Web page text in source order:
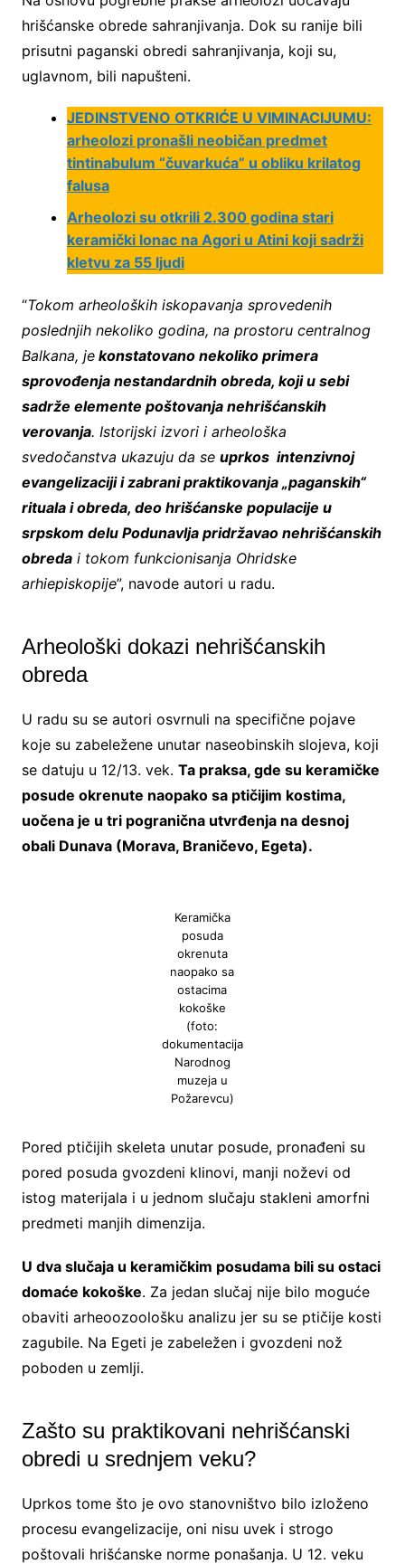
hrišćanske obrede sahranjivanja. Dok su ranije bili
prisutni paganski obredi sahranjivanja, koji su,
uglavnom, bili napušteni.
JEDINSTVENO OTKRIĆE U VIMINACIJUMU:
arheolozi pronašli neobičan predmet
tintinabulum “čuvarkuća” u obliku krilatog
falusa
Arheolozi su otkrili 2.300 godina stari
keramički lonac na Agori u Atini koji sadrži
kletvu za 55 ljudi
“Tokom arheoloških iskopavanja sprovedenih
poslednjih nekoliko godina, na prostoru centralnog
Balkana, jekonstatovano nekoliko primera
sprovođenja nestandardnih obreda, koji u sebi
sadrže elemente poštovanja nehrišćanskih
verovanja. Istorijski izvori i arheološka
svedočanstva ukazuju da se uprkos intenzivnoj
evangelizaciji i zabrani praktikovanja „paganskih“
rituala i obreda, deo hrišćanske populacije u
srpskom delu Podunavlja pridržavao nehrišćanskih
obredai tokom funkcionisanja Ohridske
arhiepiskopije”, navode autori u radu.
Arheološki dokazi nehrišćanskih
obreda
U radu su se autori osvrnuli na specifične pojave
koje su zabeležene unutar naseobinskih slojeva, koji
se datuju u 12/13. vek. Ta praksa, gde su keramičke
posude okrenute naopako sa ptičijim kostima,
uočena je u tri pogranična utvrđenja na desnoj
obali Dunava (Morava, Braničevo, Egeta).
Keramička
posuda
okrenuta
naopako sa
ostacima
kokoške
(foto:
dokumentacija
Narodnog
muzeja u
Požarevcu)
Pored ptičijih skeleta unutar posude, pronađeni su
pored posuda gvozdeni klinovi, manji noževi od
istog materijala i u jednom slučaju stakleni amorfni
predmeti manjih dimenzija.
U dva slučaja u keramičkim posudama bili su ostaci
domaće kokoške. Za jedan slučaj nije bilo moguće
obaviti arheoozoološku analizu jer su se ptičije kosti
zagubile. Na Egeti je zabeležen i gvozdeni nož
poboden u zemlji.
Zašto su praktikovani nehrišćanski
obredi u srednjem veku?
Uprkos tome što je ovo stanovništvo bilo izloženo
procesu evangelizacije, oni nisu uvek i strogo
poštovali hrišćanske norme ponašanja. U 12. veku